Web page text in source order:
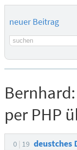
neuer Beitrag
Suchbegriff
Bernhard:
per PHP
0 19 deustches